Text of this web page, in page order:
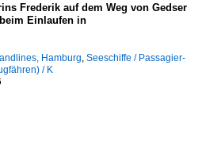
Frederik auf dem Weg von Gedser
Einlaufen in
Hamburg, Seeschiffe / Passagier-
/ K